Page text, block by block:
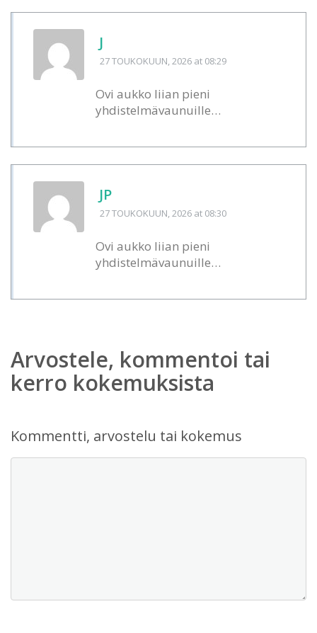
J
27 TOUKOKUUN, 2026 at 08:29
Ovi aukko liian pieni
yhdistelmävaunuille…
JP
27 TOUKOKUUN, 2026 at 08:30
Ovi aukko liian pieni
yhdistelmävaunuille…
Arvostele, kommentoi tai
kerro kokemuksista
Kommentti, arvostelu tai kokemus